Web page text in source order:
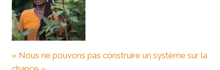
« Nous ne pouvons pas construire un système sur la